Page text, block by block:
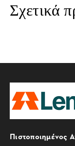
Σχετικά
Πιστοποιημένος